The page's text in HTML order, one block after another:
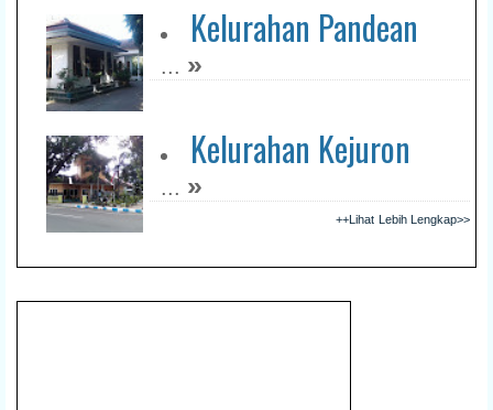
Kelurahan Pandean
... »
Kelurahan Kejuron
... »
++Lihat Lebih Lengkap>>